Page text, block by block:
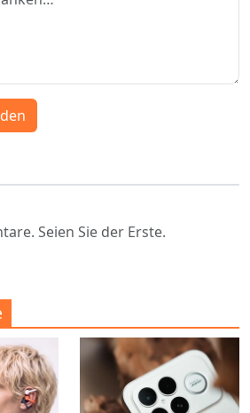
Seien Sie der Erste.